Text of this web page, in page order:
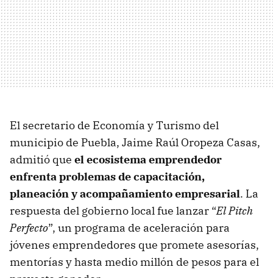
El secretario de Economía y Turismo del
municipio de Puebla, Jaime Raúl Oropeza Casas,
admitió que el ecosistema emprendedor
enfrenta problemas de capacitación,
planeación y acompañamiento empresarial. La
respuesta del gobierno local fue lanzar “El Pitch
Perfecto”, un programa de aceleración para
jóvenes emprendedores que promete asesorías,
mentorías y hasta medio millón de pesos para el